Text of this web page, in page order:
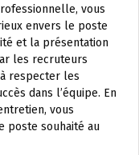
vous
envers le poste
et la présentation
les recruteurs
respecter les
dans l’équipe. En
vous
poste souhaité au